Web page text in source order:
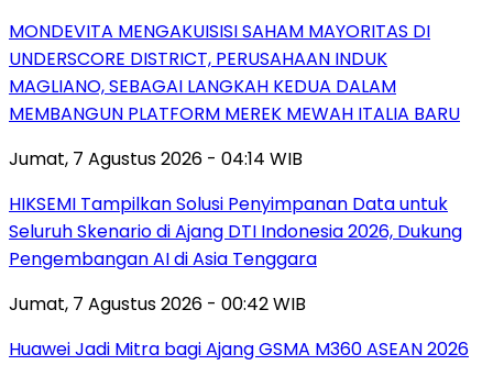
MONDEVITA MENGAKUISISI SAHAM MAYORITAS DI
UNDERSCORE DISTRICT, PERUSAHAAN INDUK
MAGLIANO, SEBAGAI LANGKAH KEDUA DALAM
MEMBANGUN PLATFORM MEREK MEWAH ITALIA BARU
Jumat, 7 Agustus 2026 - 04:14 WIB
HIKSEMI Tampilkan Solusi Penyimpanan Data untuk
Seluruh Skenario di Ajang DTI Indonesia 2026, Dukung
Pengembangan AI di Asia Tenggara
Jumat, 7 Agustus 2026 - 00:42 WIB
Huawei Jadi Mitra bagi Ajang GSMA M360 ASEAN 2026